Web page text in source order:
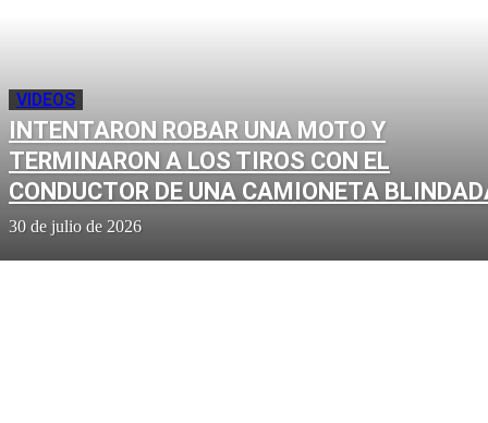
VIDEOS
INTENTARON ROBAR UNA MOTO Y
TERMINARON A LOS TIROS CON EL
CONDUCTOR DE UNA CAMIONETA
30 de julio de 2026